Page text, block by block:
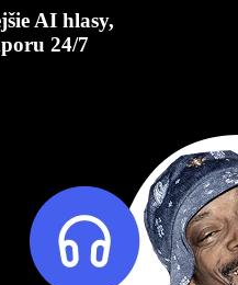
AI hlasy,
24/7